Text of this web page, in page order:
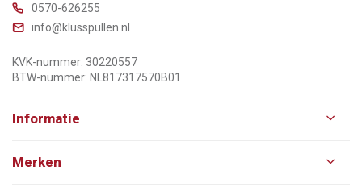
0570-626255
info@klusspullen.nl
KVK-nummer: 30220557
BTW-nummer: NL817317570B01
Informatie
Merken